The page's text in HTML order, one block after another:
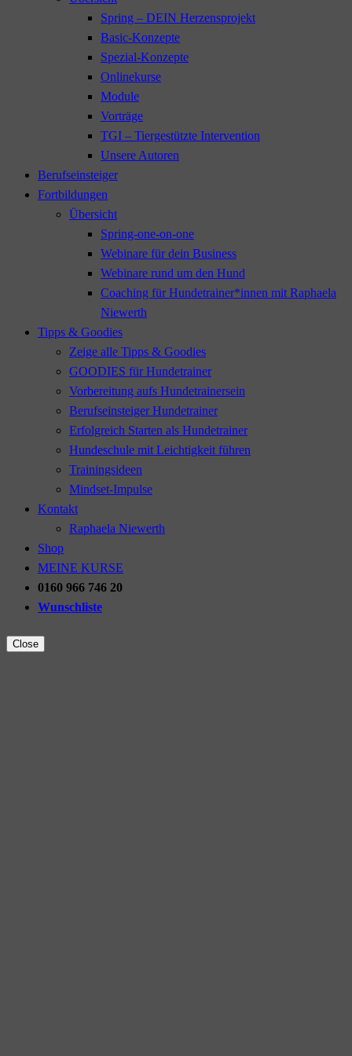
Spring – DEIN Herzensprojekt
Basic-Konzepte
Spezial-Konzepte
Onlinekurse
Module
Vorträge
TGI – Tiergestützte Intervention
Unsere Autoren
Berufseinsteiger
Fortbildungen
Übersicht
Spring-one-on-one
Webinare für dein Business
Webinare rund um den Hund
Coaching für Hundetrainer*innen mit Raphaela
Niewerth
Tipps & Goodies
Zeige alle Tipps & Goodies
GOODIES für Hundetrainer
Vorbereitung aufs Hundetrainersein
Berufseinsteiger Hundetrainer
Erfolgreich Starten als Hundetrainer
Hundeschule mit Leichtigkeit führen
Trainingsideen
Mindset-Impulse
Kontakt
Raphaela Niewerth
Shop
MEINE KURSE
0160 966 746 20
Wunschliste
Close